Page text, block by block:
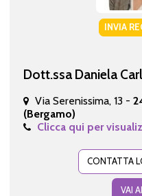
INVIA
Dott.ssa Daniela
Via Serenissima, 13 -
(Bergamo)
Clicca qui per
CONTATTA
VAI